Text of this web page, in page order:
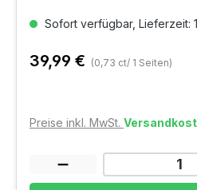
Sofort verfügbar, Lieferzeit:
39,99 € (0,73 ct/ 1 Seiten)
Preise inkl. MwSt.